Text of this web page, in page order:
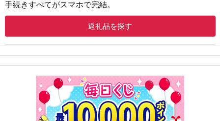
手続きすべてがスマホで完結。
返礼品を探す